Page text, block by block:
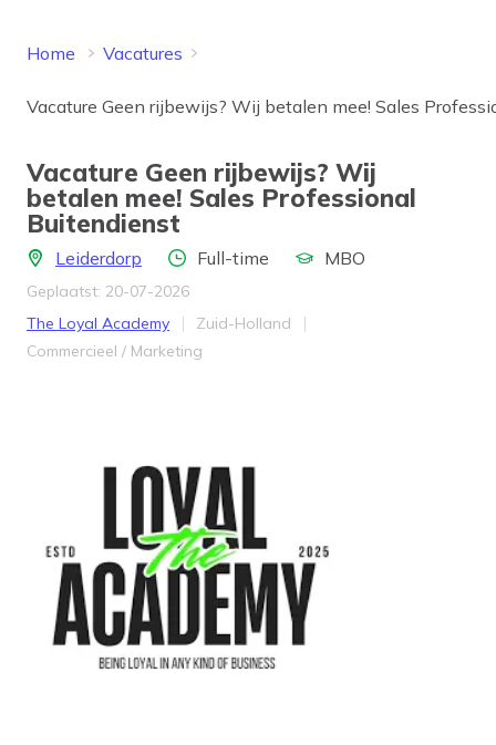
Home Vacatures
Vacature Geen rijbewijs? Wij betalen mee! Sales
Vacature Geen rijbewijs? Wij
betalen mee! Sales Professional
Buitendienst
LocatieLeiderdorp Aantal uren
Full-time Opleidingsniveau
MBO
Geplaatst: 20-07-2026
Bedrijf
The Loyal Academy Provincie
Zuid-Holland
Werkveld
Commercieel / Marketing